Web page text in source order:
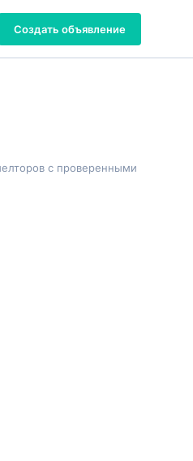
Создать объявление
с проверенными